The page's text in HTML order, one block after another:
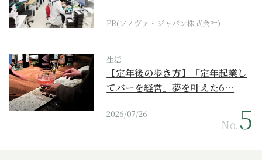
PR(ソノヴァ・ジャパン株式会社)
生活
【定年後の歩き方】「定年起業し
てバーを経営」夢を叶えた6…
2026/07/26
No.